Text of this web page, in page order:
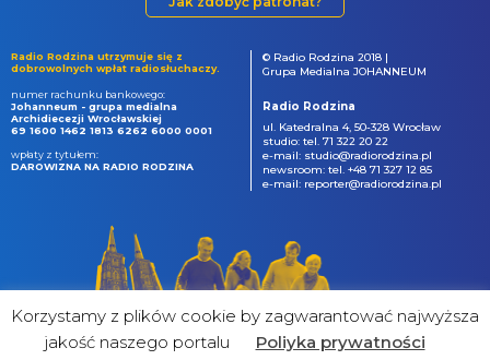
Radio Rodzina utrzymuje się z
dobrowolnych wpłat radiosłuchaczy.
numer rachunku bankowego:
Johanneum - grupa medialna
Archidiecezji Wrocławskiej
69 1600 1462 1813 6262 6000 0001
wpłaty z tytułem:
DAROWIZNA NA RADIO RODZINA
© Radio Rodzina 2018 |
Grupa Medialna JOHANNEUM
Radio Rodzina
ul. Katedralna 4, 50-328 Wrocław
studio: tel. 71 322 20 22
e-mail: studio@radiorodzina.pl
newsroom: tel. +48 71 327 12 85
e-mail: reporter@radiorodzina.pl
Korzystamy z plików cookie by zagwarantować najwyższa
jakość naszego portalu
Poliyka prywatności